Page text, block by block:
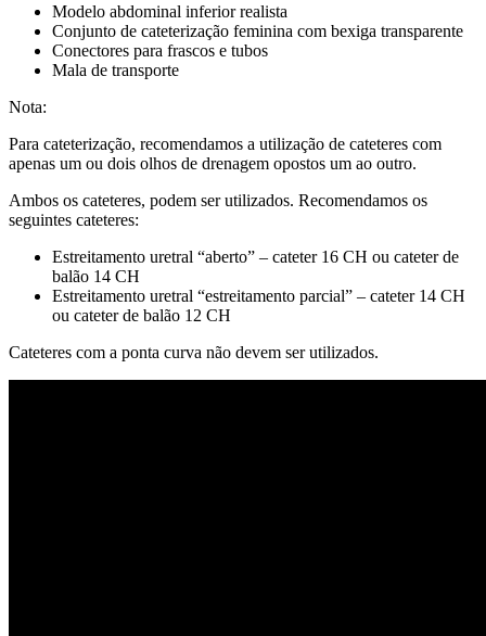
Modelo abdominal inferior realista
Conjunto de cateterização feminina com bexiga transparente
Conectores para frascos e tubos
Mala de transporte
Nota:
Para cateterização, recomendamos a utilização de cateteres com
apenas um ou dois olhos de drenagem opostos um ao outro.
Ambos os cateteres, podem ser utilizados. Recomendamos os
seguintes cateteres:
Estreitamento uretral “aberto” – cateter 16 CH ou cateter de
balão 14 CH
Estreitamento uretral “estreitamento parcial” – cateter 14 CH
ou cateter de balão 12 CH
Cateteres com a ponta curva não devem ser utilizados.